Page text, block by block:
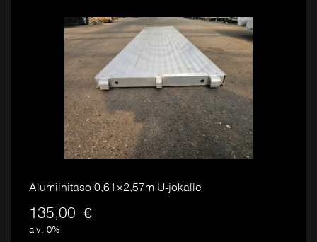
Alumiinitaso 0,61×2,57m U-jokalle
135,00 €
alv. 0%